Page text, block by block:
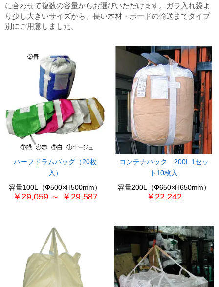
に合わせて複数の容量からお選びいただけます。ガラ入れ袋よ
り少し大きいサイズから、長い木材・ボードの輸送までタイプ
別にご用意しました。
ハーフドラムバッグ（20枚
入）
容量100L（Φ500×H500mm）
￥29,059 ～ ￥29,587
コンテナバック 200L 1セッ
ト10枚入
容量200L（Φ650×H650mm）
￥22,242